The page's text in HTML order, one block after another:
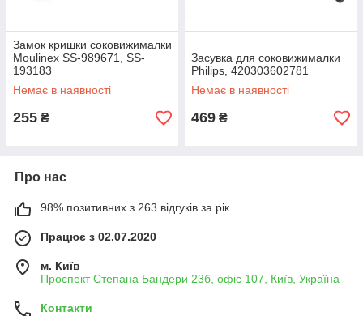
Замок кришки соковижималки
Moulinex SS-989671, SS-
193183
Немає в наявності
255 ₴
Засувка для соковижималки
Philips, 420303602781
Немає в наявності
469 ₴
Про нас
98% позитивних з 263 відгуків за рік
Працює з 02.07.2020
м. Київ
Проспект Степана Бандери 23б, офіс 107, Київ, Україна
Контакти